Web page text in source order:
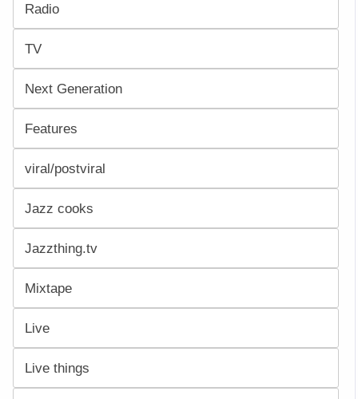
Radio
TV
Next Generation
Features
viral/postviral
Jazz cooks
Jazzthing.tv
Mixtape
Live
Live things